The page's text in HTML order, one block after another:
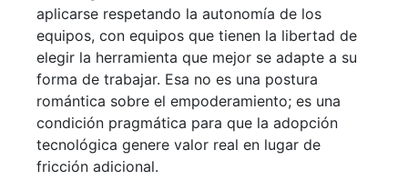
aplicarse respetando la autonomía de los
equipos, con equipos que tienen la libertad de
elegir la herramienta que mejor se adapte a su
forma de trabajar. Esa no es una postura
romántica sobre el empoderamiento; es una
condición pragmática para que la adopción
tecnológica genere valor real en lugar de
fricción adicional.